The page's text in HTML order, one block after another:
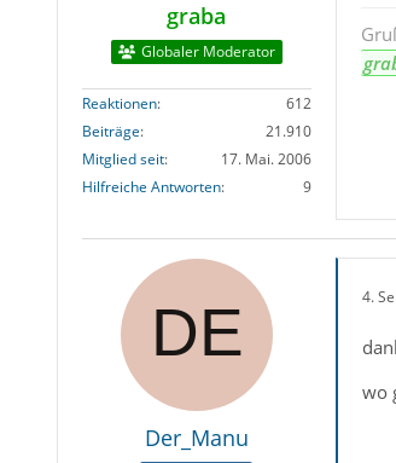
graba
Globaler Moderator
Reaktionen
612
Beiträge
21.910
Mitglied seit
17. Mai. 2006
Hilfreiche Antworten
9
Der_Manu
4.
wo